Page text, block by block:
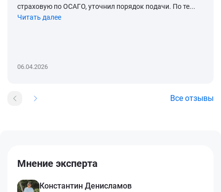
страховую по ОСАГО, уточнил порядок подачи. По те...
Читать далее
06.04.2026
Все отзывы
Мнение эксперта
Константин Денисламов